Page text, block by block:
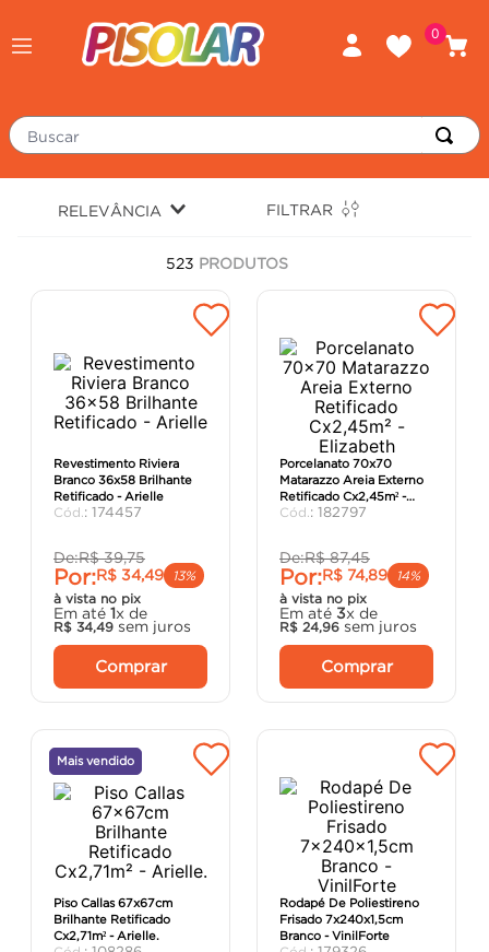
0
Buscar
RELEVÂNCIA FILTRAR
523 PRODUTOS
Revestimento Riviera
Branco 36x58 Brilhante
Retificado - Arielle
: 174457
De:R$ 39,75
Por:R$ 34,49
13%
à vista no pix
Em até 1x de
R$ 34,49 sem juros
Comprar
Porcelanato 70x70
Matarazzo Areia Externo
Retificado Cx2,45m² -
Elizabeth
: 182797
De:R$ 87,45
Por:R$ 74,89
14%
à vista no pix
Em até 3x de
R$ 24,96 sem juros
Comprar
Mais vendido
Piso Callas 67x67cm
Brilhante Retificado
Cx2,71m² - Arielle.
Rodapé De Poliestireno
Frisado 7x240x1,5cm
Branco - VinilForte
massa corrida
chuveiro
argamassa
porta
º cadeira